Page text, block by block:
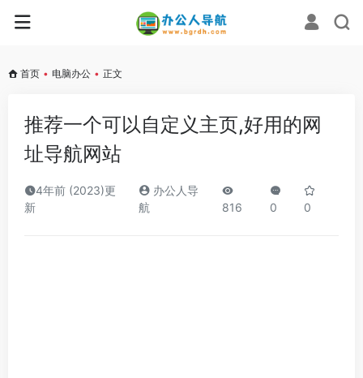
首页 • 电脑办公 • 正文
推荐一个可以自定义主页,好用的网
址导航网站
4年前 (2023)更
新
办公人导
航
816 0 0